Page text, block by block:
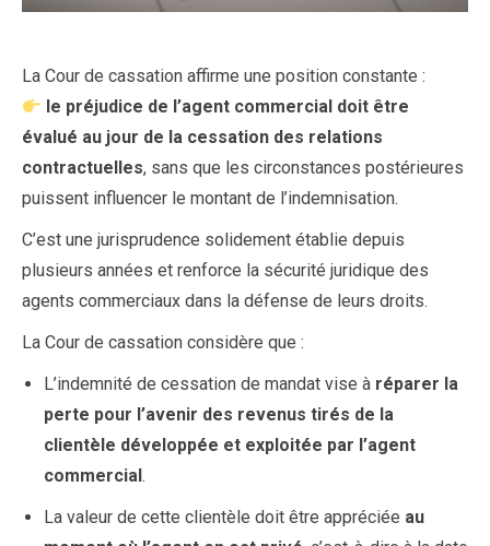
La Cour de cassation affirme une position constante :
le préjudice de l’agent commercial doit être
évalué au jour de la cessation des relations
contractuelles, sans que les circonstances postérieures
puissent influencer le montant de l’indemnisation.
C’est une jurisprudence solidement établie depuis
plusieurs années et renforce la sécurité juridique des
agents commerciaux dans la défense de leurs droits.
La Cour de cassation considère que :
L’indemnité de cessation de mandat vise à réparer la
perte pour l’avenir des revenus tirés de la
clientèle développée et exploitée par l’agent
commercial.
La valeur de cette clientèle doit être appréciée au